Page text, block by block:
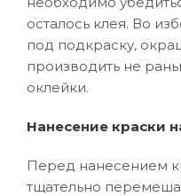
осталось клея. Во
под подкраску,
производить не
оклейки.
Нанесение краски
Перед нанесением
тщательно